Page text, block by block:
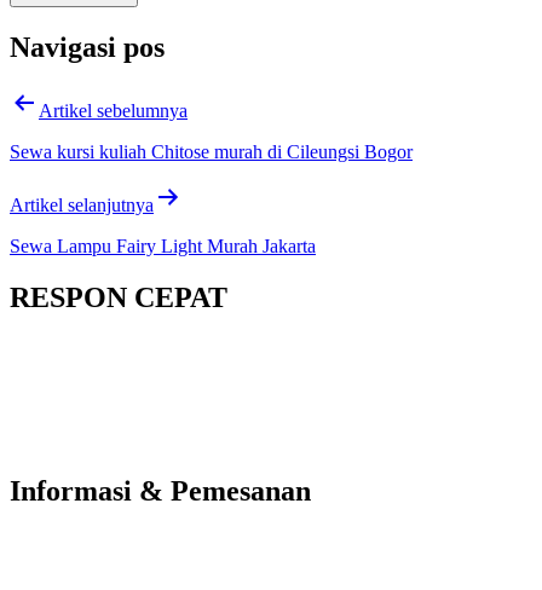
Navigasi pos
Artikel sebelumnya
Sewa kursi kuliah Chitose murah di Cileungsi Bogor
Artikel selanjutnya
Sewa Lampu Fairy Light Murah Jakarta
RESPON CEPAT
Informasi & Pemesanan